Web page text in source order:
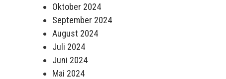
Oktober 2024
September 2024
August 2024
Juli 2024
Juni 2024
Mai 2024